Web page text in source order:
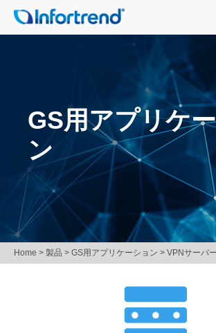
GS用アプリケ
ン
Home > 製品 > GS用アプリケーション > VPNサーバー
製品
ソリューション
サポート
パートナー
Infortrendについて